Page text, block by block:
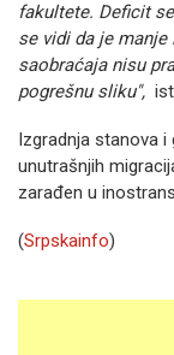
fakultete. Deficit
se vidi da je
saobraćaja nisu
pogrešnu sliku",
Izgradnja stanova i
unutrašnjih
zarađen u
(Srpskainfo)